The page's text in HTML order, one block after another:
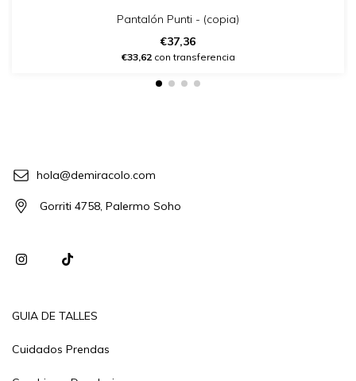
Pantalón Punti - (copia)
€37,36
€33,62con transferencia
hola@demiracolo.com
Gorriti 4758, Palermo Soho
GUIA DE TALLES
Cuidados Prendas